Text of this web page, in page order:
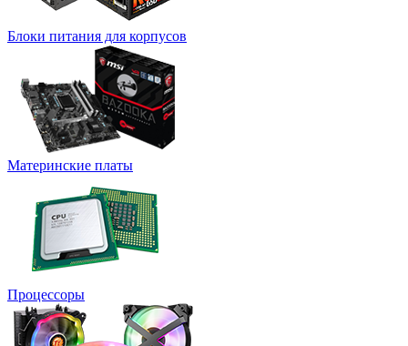
Блоки питания для корпусов
Материнские платы
Процессоры